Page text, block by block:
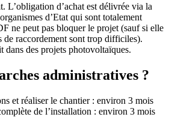
L’obligation d’achat est délivrée via la
d’Etat qui sont totalement
ne peut pas bloquer le projet (sauf si elle
de raccordement sont trop difficiles).
dans des projets photovoltaïques.
administratives ?
et réaliser le chantier : environ 3 mois
de l’installation : environ 3 mois